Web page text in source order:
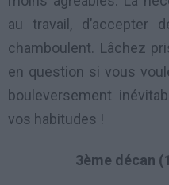
au travail, d’accepter
chamboulent. Lâchez
en question si vous
bouleversement
vos habitudes !
3ème décan